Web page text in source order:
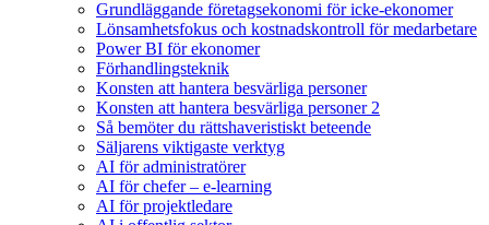
Grundläggande företagsekonomi för icke-ekonomer
Lönsamhetsfokus och kostnadskontroll för medarbetare
Power BI för ekonomer
Förhandlingsteknik
Konsten att hantera besvärliga personer
Konsten att hantera besvärliga personer 2
Så bemöter du rättshaveristiskt beteende
Säljarens viktigaste verktyg
AI för administratörer
AI för chefer – e-learning
AI för projektledare